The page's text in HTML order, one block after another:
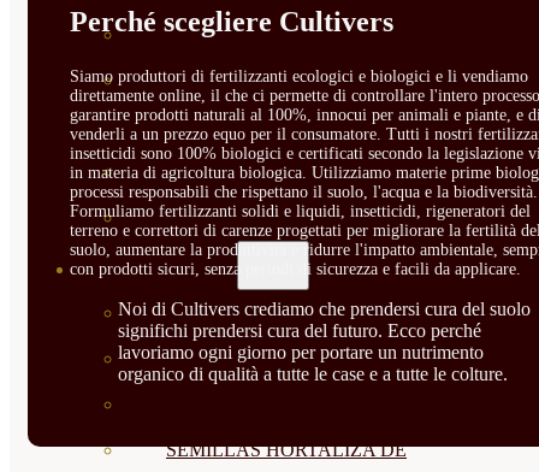
MATERIAS PRIMAS
PROTECCIÓN CULTIVOS Y
PLANTAS
PLANTAS INTERIOR
GROWPUNCH
SEMILLAS
VER TODAS
BIODINÁMICAS DEMETER
SEMILLAS HORTALIZA DE
Perché scegliere Cultivers
Siamo produttori di fertilizzanti ecologici e biologici e li vendiamo
direttamente online, il che ci permette di controllare l'intero
garantire prodotti naturali al 100%, innocui per animali e piante, e
venderli a un prezzo equo per il consumatore. Tutti i nostri
insetticidi sono 100% biologici e certificati secondo la legislazione
in materia di agricoltura biologica. Utilizziamo materie prime
processi responsabili che rispettano il suolo, l'acqua e la biodiversità.
Formuliamo fertilizzanti solidi e liquidi, insetticidi, rigeneratori del
terreno e correttori di carenze progettati per migliorare la fertilità
suolo, aumentare la produttività e ridurre l'impatto ambientale,
con prodotti sicuri, senza periodi di sicurezza e facili da applicare.
Noi di Cultivers crediamo che prendersi cura del suolo
significhi prendersi cura del futuro. Ecco perché
lavoriamo ogni giorno per portare un nutrimento
organico di qualità a tutte le case e a tutte le colture.